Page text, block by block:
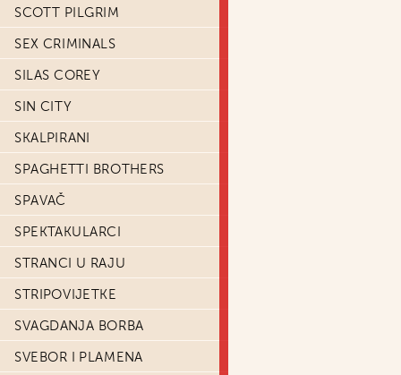
SCOTT PILGRIM
SEX CRIMINALS
SILAS COREY
SIN CITY
SKALPIRANI
SPAGHETTI BROTHERS
SPAVAČ
SPEKTAKULARCI
STRANCI U RAJU
STRIPOVIJETKE
SVAGDANJA BORBA
SVEBOR I PLAMENA